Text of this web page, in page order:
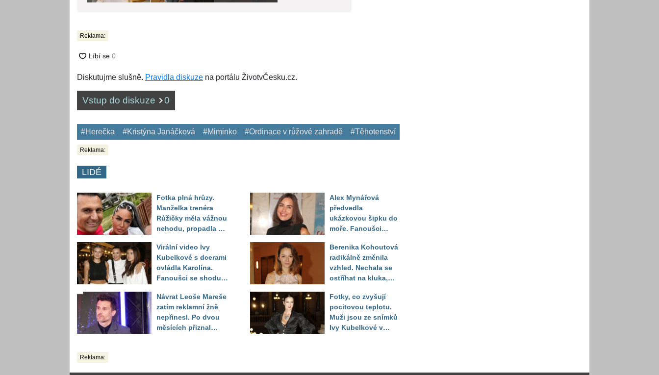
Reklama:
Diskutujme slušně. Pravidla diskuze na portálu ŽivotvČesku.cz.
Vstup do diskuze 0
#Herečka #Kristýna Janáčková #Miminko #Ordinace v růžové zahradě #Těhotenství
Reklama:
LIDÉ
Fotka plná hrůzy.
Manželka trenéra
Růžičky měla vážnou
nehodu, propadla se
metrů hluboko
Virální video Ivy
Kubelkové s dcerami
ovládla Karolína.
Fanoušci se shodují,
přírody
Návrat Leoše Mareše
zatím reklamní žně
nepřinesl. Po dvou
měsících přiznal
Alex Mynářová
předvedla
ukázkovou šipku do
moře. Fanoušci
toho vypadá
Berenika Kohoutová
radikálně změnila
vzhled. Nechala se
ostříhat na kluka,
překvapily
Fotky, co zvyšují
pocitovou teplotu.
Muži jsou ze snímků
Ivy Kubelkové v
Reklama: